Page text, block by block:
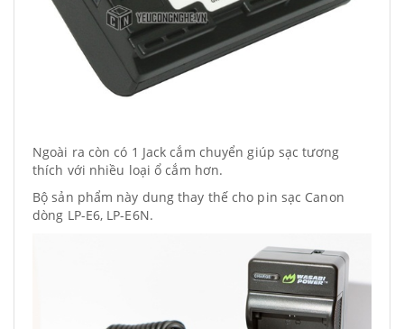
Ngoài ra còn có 1 Jack cắm chuyển giúp sạc tương
thích với nhiều loại ổ cắm hơn.
Bộ sản phẩm này dung thay thế cho pin sạc Canon
dòng LP-E6, LP-E6N.